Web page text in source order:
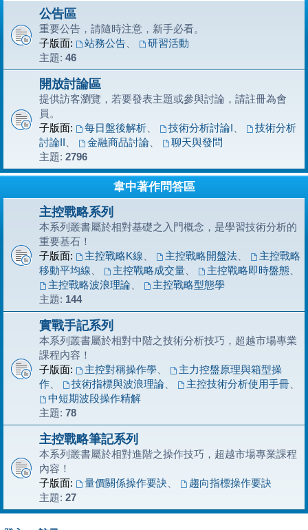
公告區
重要公告，請隨時注意，新手必看。
子版面:
站務公告、
研習活動
主題: 46
開放討論區
提供訪客瀏覽，若要發表主題或參與討論，請註冊為會
員。
子版面:
每日盤後解析、 技術分析討論I
技術分析
討論II
金融商品討論、
聊天與發問
主題: 2796
韋中著作問答區
主控戰略系列
本系列叢書屬於相對基礎之入門概念，是學習技術分析的
重要基石！
子版面:
主控戰略K線 主控戰略開盤法、
主控戰略
移動平均線
主控戰略成交量、 主控戰略即時盤態、
主控戰略波浪理論、
主控戰略型態學
主題: 144
實戰手記系列
本系列叢書屬於相對中階之技術分析技巧，超越市場專業
課程內容！
子版面:
主控對稱操作學、
主力控盤原理與箱型操
作
技術指標與波浪理論、 主控技術分析使用手冊、
中短期波段操作精解
主題: 78
主控戰略筆記系列
本系列叢書屬於相對進階之操作技巧，超越市場專業課程
內容！
子版面:
量價關係操作要訣
趨向指標操作要訣
主題: 27